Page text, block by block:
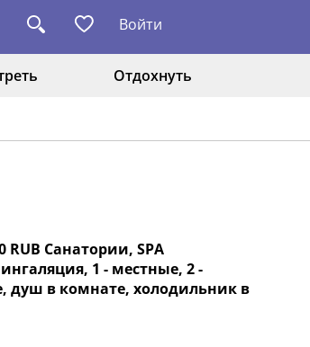
Войти
Отдохнуть
Санатории, SPA
1 - местные, 2 -
душ в комнате, холодильник в